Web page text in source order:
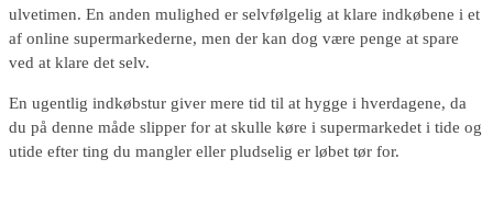
ulvetimen. En anden mulighed er selvfølgelig at klare indkøbene i et
af online supermarkederne, men der kan dog være penge at spare
ved at klare det selv.
En ugentlig indkøbstur giver mere tid til at hygge i hverdagene, da
du på denne måde slipper for at skulle køre i supermarkedet i tide og
utide efter ting du mangler eller pludselig er løbet tør for.